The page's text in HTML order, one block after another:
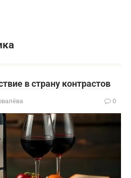
в страну контрастов
0